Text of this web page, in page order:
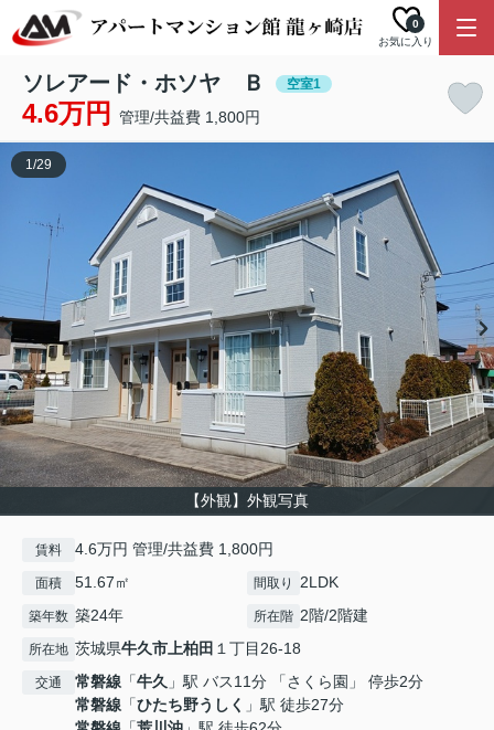
お気に入り
0
ソレアード・ホソヤ Ｂ 空室1
4.6万円 管理/共益費 1,800円
【外観】外観写真
1/29
賃料 4.6万円 管理/共益費 1,800円
面積 51.67㎡ 間取り 2LDK
築年数 築24年 所在階 2階/2階建
所在地 茨城県牛久市上柏田 １丁目26-18
交通 常磐線 「牛久 」駅 バス11分 「さくら園」 停歩2分
常磐線 「ひたち野うしく 」駅 徒歩27分